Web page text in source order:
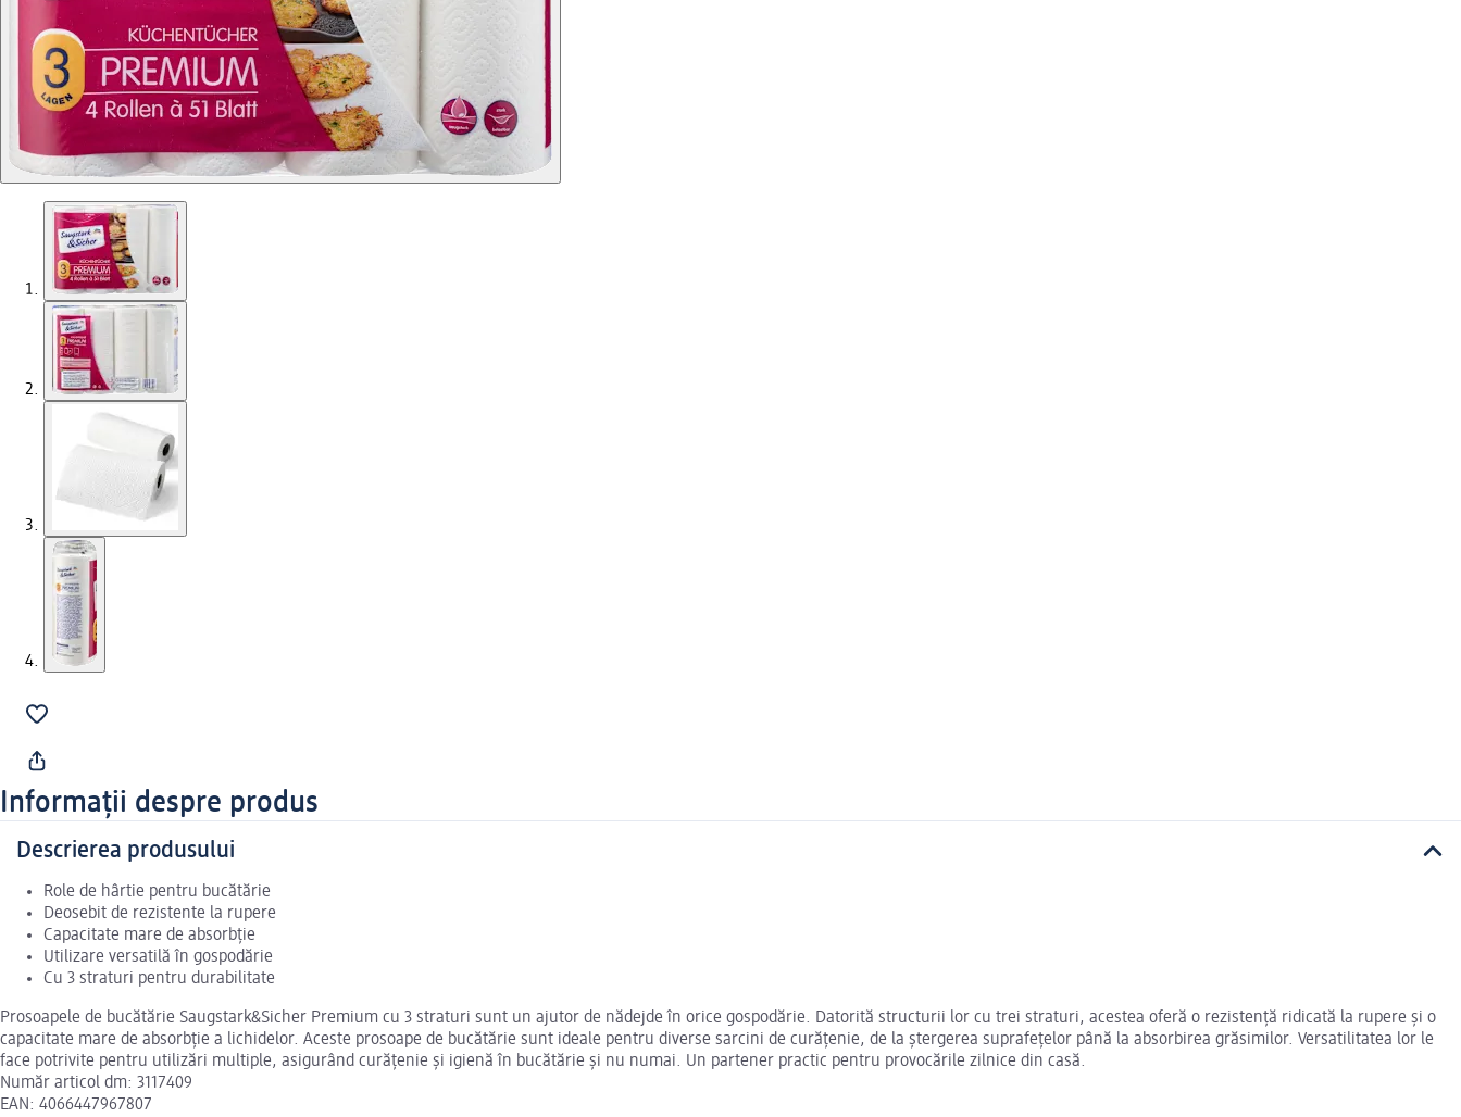
Informații despre produs
Descrierea produsului
Role de hârtie pentru bucătărie
Deosebit de rezistente la rupere
Capacitate mare de absorbție
Utilizare versatilă în gospodărie
Cu 3 straturi pentru durabilitate
Prosoapele de bucătărie Saugstark&Sicher Premium cu 3 straturi sunt un ajutor de nădejde în orice gospodărie. Datorită structurii lor cu trei straturi, acestea oferă o rezistență ridicată la rupere și o
capacitate mare de absorbție a lichidelor. Aceste prosoape de bucătărie sunt ideale pentru diverse sarcini de curățenie, de la ștergerea suprafețelor până la absorbirea grăsimilor. Versatilitatea lor le
face potrivite pentru utilizări multiple, asigurând curățenie și igienă în bucătărie și nu numai. Un partener practic pentru provocările zilnice din casă.
Număr articol dm: 3117409
EAN: 4066447967807